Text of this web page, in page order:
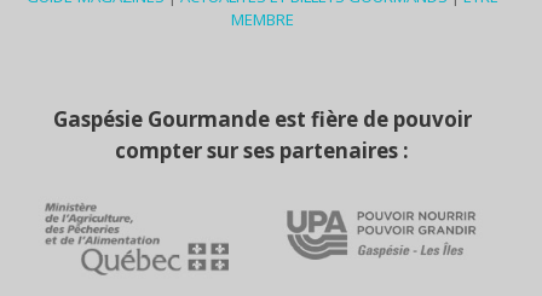
MEMBRE
Gaspésie Gourmande est fière de pouvoir
compter sur ses partenaires :